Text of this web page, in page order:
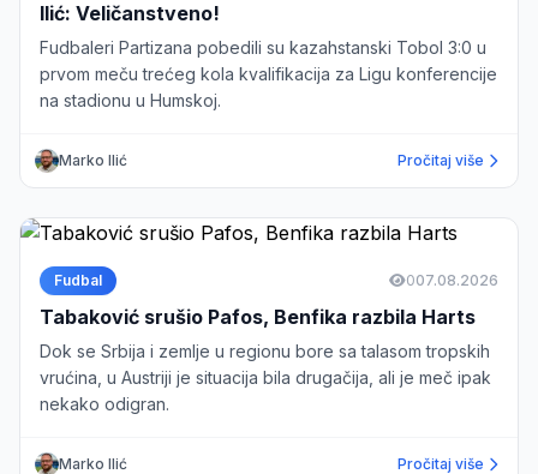
Ilić: Veličanstveno!
Fudbaleri Partizana pobedili su kazahstanski Tobol 3:0 u
prvom meču trećeg kola kvalifikacija za Ligu konferencije
na stadionu u Humskoj.
Marko Ilić Pročitaj više
Fudbal 007.08.2026
Tabaković srušio Pafos, Benfika razbila Harts
Dok se Srbija i zemlje u regionu bore sa talasom tropskih
vrućina, u Austriji je situacija bila drugačija, ali je meč ipak
nekako odigran.
Marko Ilić Pročitaj više